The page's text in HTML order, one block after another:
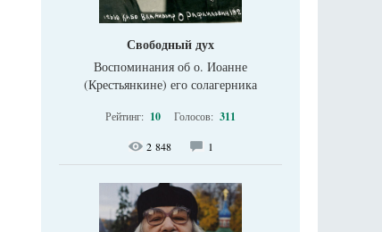
Свободный дух
Воспоминания об о. Иоанне
(Крестьянкине) его солагерника
Рейтинг: 10 Голосов: 311
2 848 1